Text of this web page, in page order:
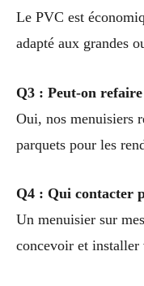
Le PVC est
adapté aux grandes
Q3 : Peut-on
Oui, nos menuisiers
parquets pour les
Q4 : Qui contacter
Un menuisier sur
concevoir et installer